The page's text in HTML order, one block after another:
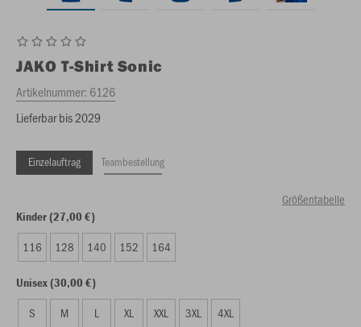
JAKO T-Shirt Sonic
Artikelnummer: 6126
Lieferbar bis 2029
Einzelauftrag Teambestellung
Größentabelle
Kinder (27,00 €)
116 128 140 152 164
Unisex (30,00 €)
S M L XL XXL 3XL 4XL